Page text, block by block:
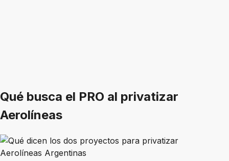
Qué busca el PRO al privatizar
Aerolíneas